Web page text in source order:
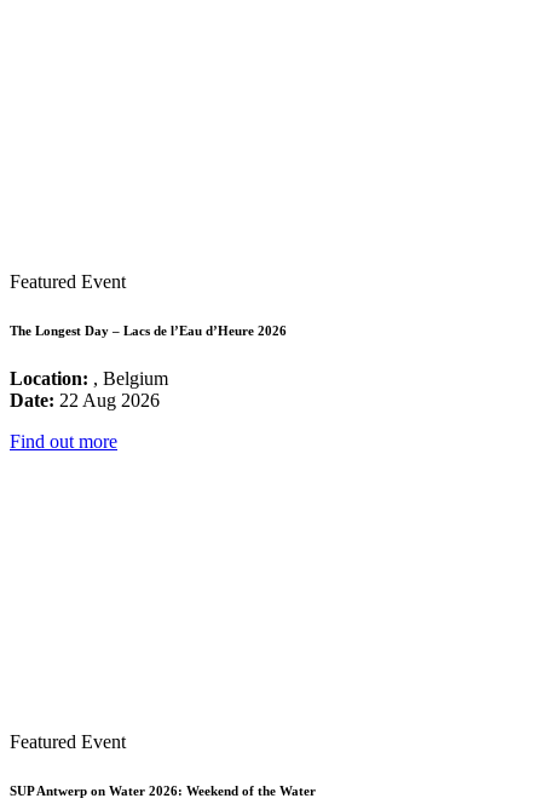
Featured Event
The Longest Day – Lacs de l’Eau d’Heure 2026
Location: , Belgium
Date: 22 Aug 2026
Find out more
Featured Event
SUP Antwerp on Water 2026: Weekend of the Water